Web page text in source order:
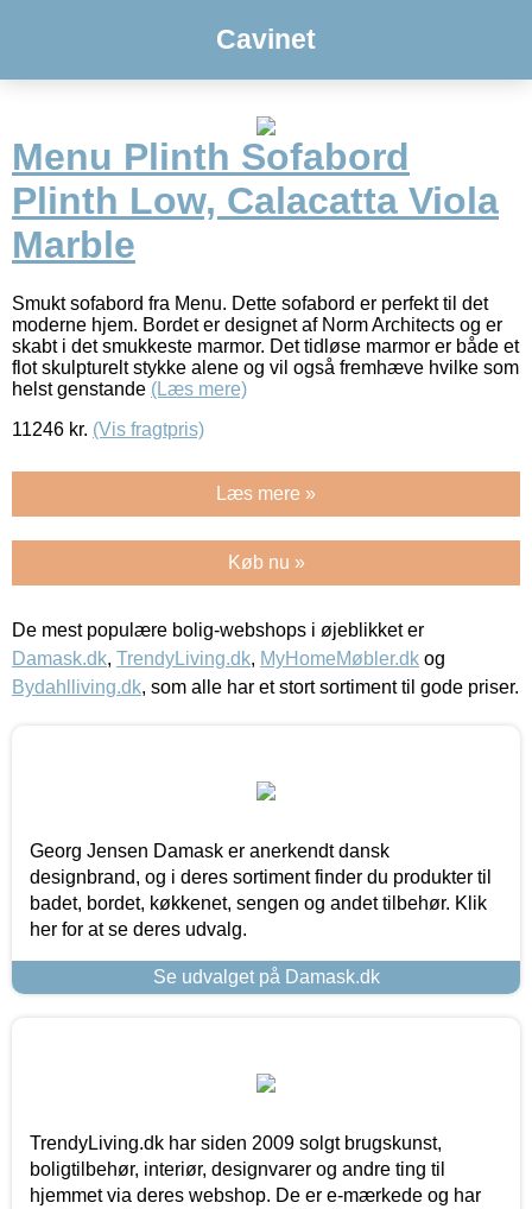
Cavinet
Menu Plinth Sofabord
Plinth Low, Calacatta Viola
Marble
Smukt sofabord fra Menu. Dette sofabord er perfekt til det
moderne hjem. Bordet er designet af Norm Architects og er
skabt i det smukkeste marmor. Det tidløse marmor er både et
flot skulpturelt stykke alene og vil også fremhæve hvilke som
helst genstande (Læs mere)
11246 kr. (Vis fragtpris)
Læs mere »
Køb nu »
De mest populære bolig-webshops i øjeblikket er
Damask.dk, TrendyLiving.dk, MyHomeMøbler.dk og
Bydahlliving.dk, som alle har et stort sortiment til gode priser.
Georg Jensen Damask er anerkendt dansk
designbrand, og i deres sortiment finder du produkter til
badet, bordet, køkkenet, sengen og andet tilbehør. Klik
her for at se deres udvalg.
Se udvalget på Damask.dk
TrendyLiving.dk har siden 2009 solgt brugskunst,
boligtilbehør, interiør, designvarer og andre ting til
hjemmet via deres webshop. De er e-mærkede og har